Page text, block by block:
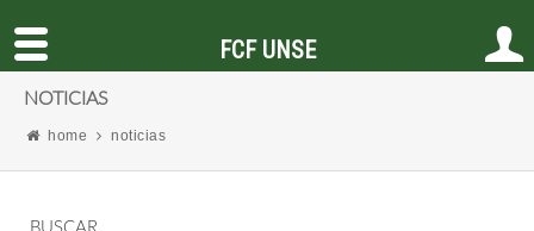
NOTICIAS
home noticias
FCF UNSE